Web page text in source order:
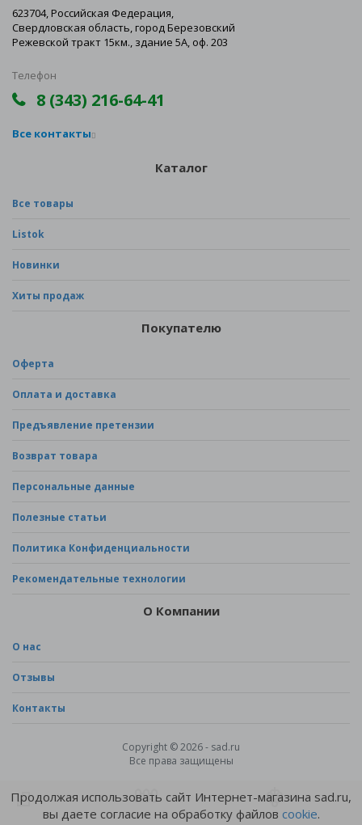
623704, Российская Федерация,
Свердловская область, город Березовский
Режевской тракт 15км., здание 5А, оф. 203
Телефон
8 (343) 216-64-41
Все контакты
Каталог
Все товары
Listok
Новинки
Хиты продаж
Покупателю
Оферта
Оплата и доставка
Предъявление претензии
Возврат товара
Персональные данные
Полезные статьи
Политика Конфиденциальности
Рекомендательные технологии
О Компании
О нас
Отзывы
Контакты
Copyright © 2026 - sad.ru
Все права защищены
Продолжая использовать сайт Интернет-магазина sad.ru,
вы даете согласие на обработку файлов cookie.